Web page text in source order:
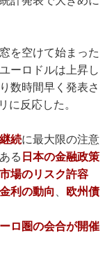
を空けて始まった
ーロドルは上昇し
数時間早く発表さ
に反応した。
続に最大限の注意
る 日本の金融政策
場のリスク許容
利の動向 、
欧州債
ロ圏の会合が開催